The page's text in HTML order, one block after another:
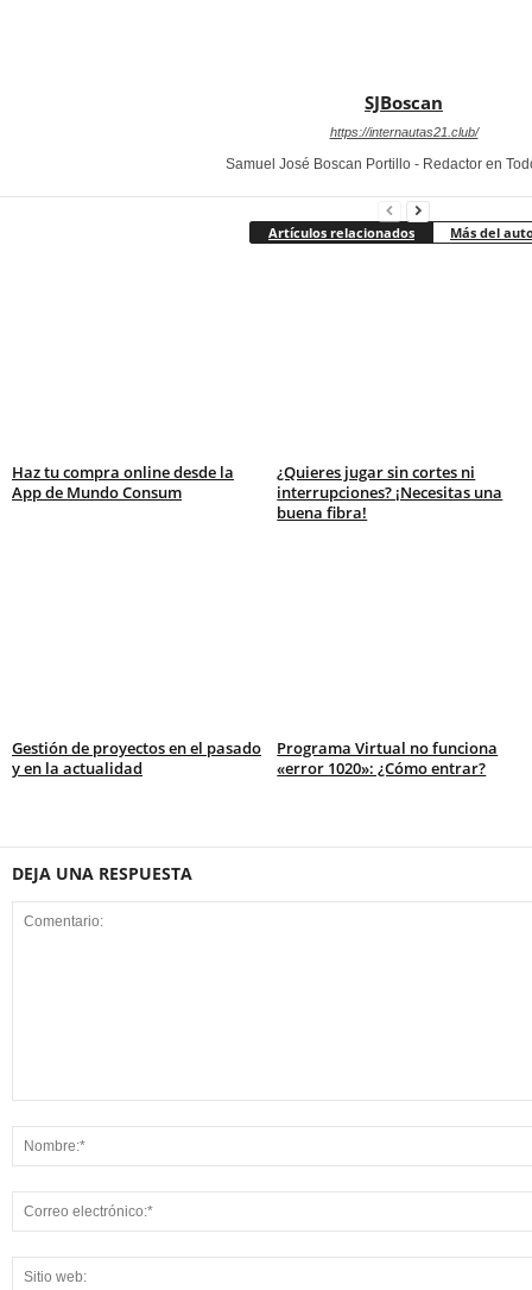
SJBoscan
https://internautas21.club/
Samuel José Boscan Portillo - Redactor en
Artículos relacionados Más del
Haz tu compra online desde la
App de Mundo Consum
¿Quieres jugar sin cortes ni
interrupciones? ¡Necesitas una
buena fibra!
Gestión de proyectos en el pasado
y en la actualidad
Programa Virtual no funciona
«error 1020»: ¿Cómo entrar?
DEJA UNA RESPUESTA